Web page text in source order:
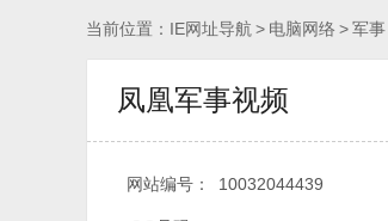
当前位置： IE网址导航 > 电脑网络 >军事
凤凰军事视频
网站编号： 10032044439